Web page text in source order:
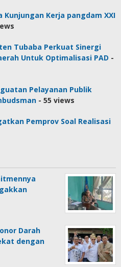
Kerja pangdam XXI
Tubaba Perkuat Sinergi
Untuk Optimalisasi PAD -
Pelayanan Publik
- 55 views
Pemprov Soal Realisasi
Darah
dengan